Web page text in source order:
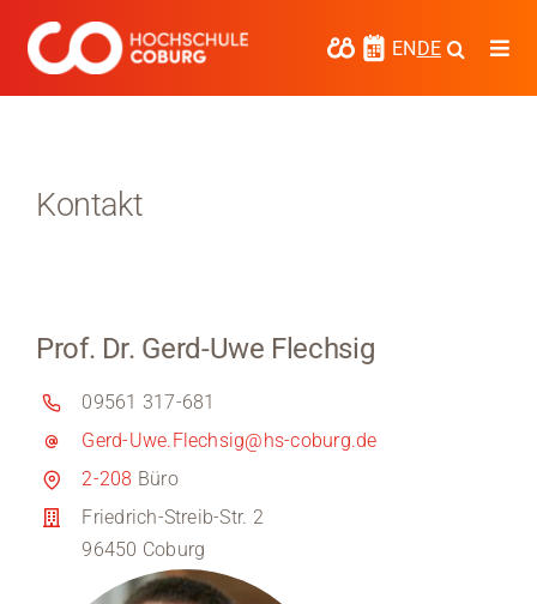
Inhalt
springen
ENDE
Regionalentwicklung
Entdecke die Region
Informationen für …
Kontakt
Medien
Kontakt
Prof. Dr. Gerd-Uwe Flechsig
09561 317-681
Gerd-Uwe.Flechsig@hs-coburg.de
2-208 Büro
Friedrich-Streib-Str. 2
96450 Coburg